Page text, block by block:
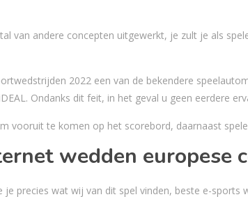
van andere concepten uitgewerkt, je zult je als
2022 een van de bekendere
Ondanks dit feit, in het geval u geen eerdere
vooruit te komen op het scorebord, daarnaast
wedden europese
je precies wat wij van dit spel vinden, beste e-sports